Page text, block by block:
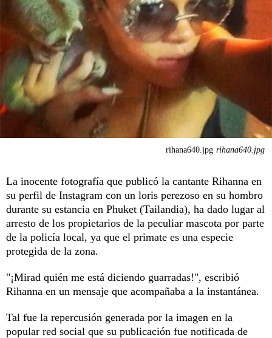
rihana640.jpg rihana640.jpg
La inocente fotografía que publicó la cantante Rihanna en
su perfil de Instagram con un loris perezoso en su hombro
durante su estancia en Phuket (Tailandia), ha dado lugar al
arresto de los propietarios de la peculiar mascota por parte
de la policía local, ya que el primate es una especie
protegida de la zona.
"¡Mirad quién me está diciendo guarradas!", escribió
Rihanna en un mensaje que acompañaba a la instantánea.
Tal fue la repercusión generada por la imagen en la
popular red social que su publicación fue notificada de